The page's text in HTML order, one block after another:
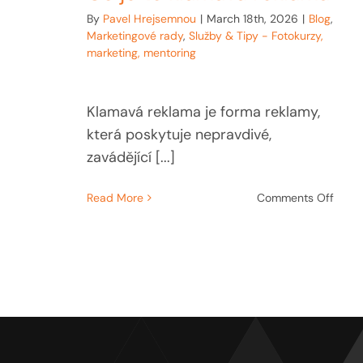
By Pavel Hrejsemnou | March 18th, 2026 | Blog,
Marketingové rady,Služby & Tipy - Fotokurzy,
marketing, mentoring
Klamavá reklama je forma reklamy,
která poskytuje nepravdivé,
zavádějící [...]
Read More Comments Offon